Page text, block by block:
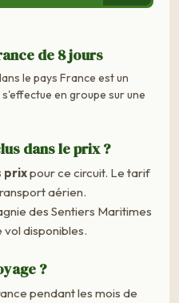
de 8 jours
le pays France est un
en groupe sur une
dans le prix ?
prixpour ce circuit. Le tarif
aérien.
des Sentiers Maritimes
disponibles.
?
pendant les mois de